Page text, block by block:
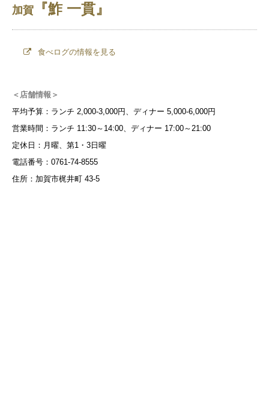
加賀 『鮓 一貫』
食べログの情報を見る
＜店舗情報＞
平均予算：ランチ 2,000-3,000円、ディナー 5,000-6,000円
営業時間：ランチ 11:30～14:00、ディナー 17:00～21:00
定休日：月曜、第1・3日曜
電話番号：0761-74-8555
住所：加賀市梶井町 43-5